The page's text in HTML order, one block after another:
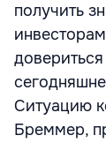
получить
Ситуацию
Бреммер,